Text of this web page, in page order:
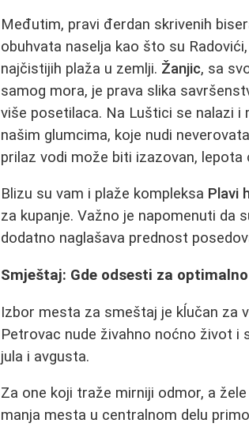
Međutim, pravi đerdan skrivenih
obuhvata naselja kao što su
najčistijih plaža u zemlji. Žanjic, sa
samog mora, je prava slika
više posetilaca. Na Luštici se nalazi i
našim glumcima, koje nudi
prilaz vodi može biti izazovan,
Blizu su vam i plaže kompleksa Plavi
za kupanje. Važno je napomenuti da
dodatno naglašava prednost
Smještaj: Gde odsesti za
Izbor mesta za smeštaj je kĺučan za
Petrovac nude živahno noćno život i
jula i avgusta.
Za one koji traže mirniji odmor, a
manja mesta u centralnom delu